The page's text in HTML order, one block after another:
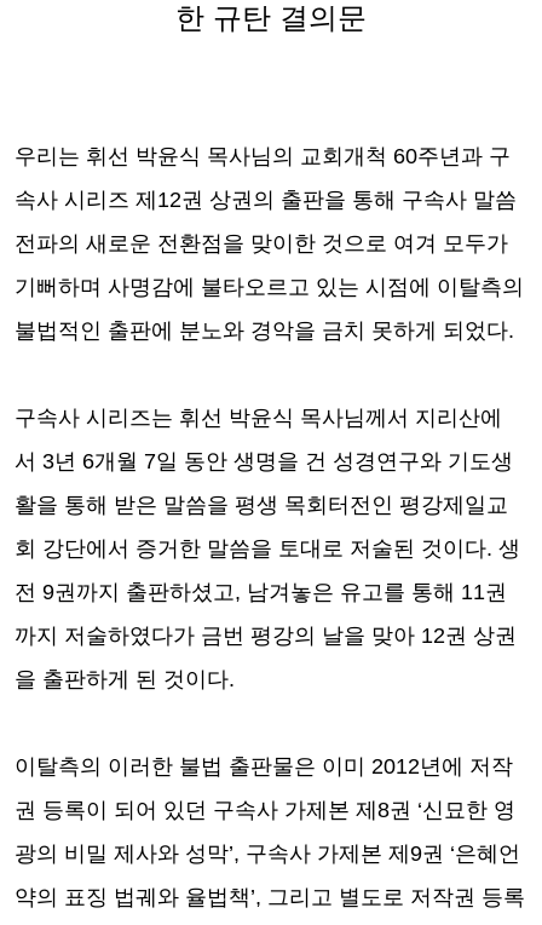
한 규탄 결의문
우리는 휘선 박윤식 목사님의 교회개척 60주년과 구
속사 시리즈 제 12권 상권의 출판을 통해 구속사 말씀
전파의 새로운 전환점을 맞이한 것으로 여겨 모두가
기뻐하며 사명감에 불타오르고 있는 시점에 이탈측의
불법적인 출판에 분노와 경악을 금치 못하게 되었다.
구속사 시리즈는 휘선 박윤식 목사님께서 지리산에
서 3년 6개월 7일 동안 생명을 건 성경연구와 기도생
활을 통해 받은 말씀을 평생 목회터전인 평강제일교
회 강단에서 증거한 말씀을 토대로 저술된 것이다. 생
전 9권까지 출판하셨고, 남겨놓은 유고를 통해 11권
까지 저술하였다가 금번 평강의 날을 맞아 12권 상권
을 출판하게 된 것이다.
이탈측의 이러한 불법 출판물은 이미 2012년에 저작
권 등록이 되어 있던 구속사 가제본 제 8권 ‘신묘한 영
광의 비밀 제사와 성막’, 구속사 가제본 제 9권 ‘은혜언
약의 표징 법궤와 율법책’, 그리고 별도로 저작권 등록